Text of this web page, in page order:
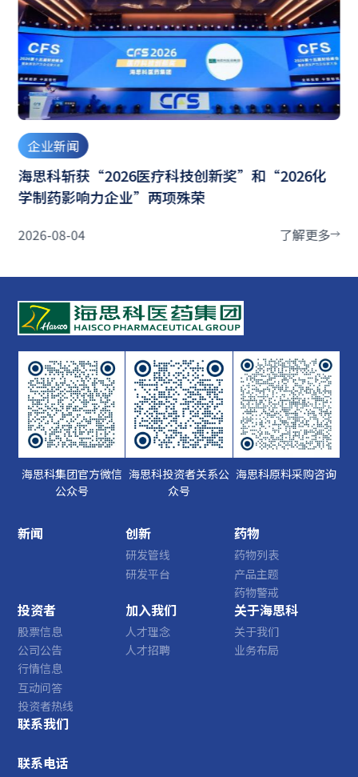
企业新闻
海思科斩获“2026医疗科技创新奖”和“2026化
学制药影响力企业”两项殊荣
2026-08-04 了解更多
海思科集团官方微信
公众号
海思科投资者关系公
众号
海思科原料采购咨询
新闻 创新
研发管线
研发平台
药物
药物列表
产品主题
药物警戒
投资者
股票信息
公司公告
行情信息
互动问答
投资者热线
加入我们
人才理念
人才招聘
关于海思科
关于我们
业务布局
联系我们
联系电话